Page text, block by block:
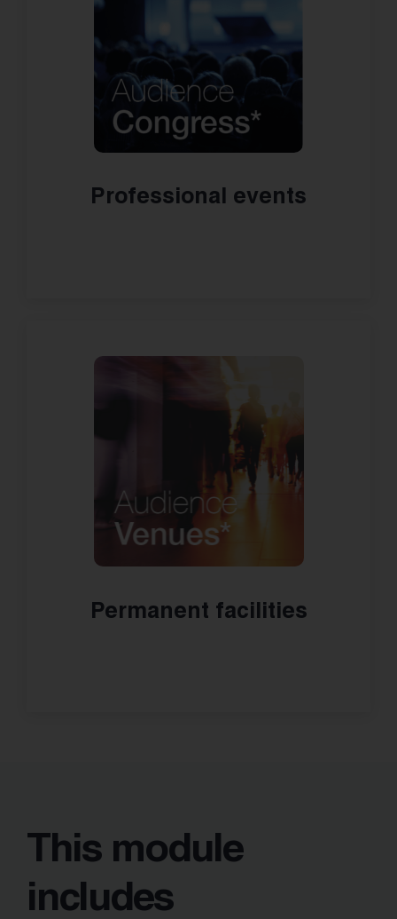
Professional events
Permanent facilities
This module
includes